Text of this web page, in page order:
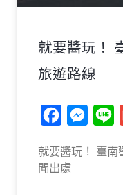
就要醬玩！
旅遊路線
Facebook
就要醬玩！ 臺
聞出處